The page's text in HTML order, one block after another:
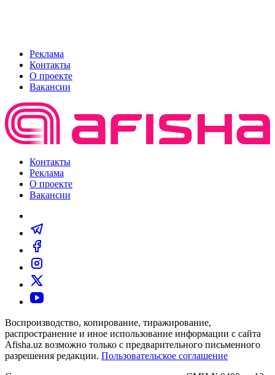
Реклама
Контакты
О проекте
Вакансии
Контакты
Реклама
О проекте
Вакансии
Воспроизводство, копирование, тиражирование,
распространение и иное использование информации с сайта
Afisha.uz возможно только с предварительного письменного
разрешения редакции. Пользовательское соглашение